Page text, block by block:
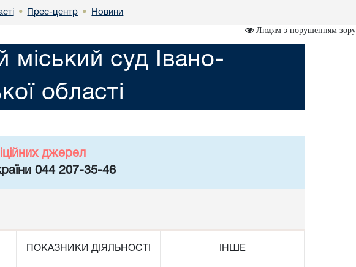
• Прес-центр • Новини
Людям з порушенням зору
міський суд Івано-
області
джерел
044 207-35-46
ПОКАЗНИКИ ДІЯЛЬНОСТІ ІНШЕ